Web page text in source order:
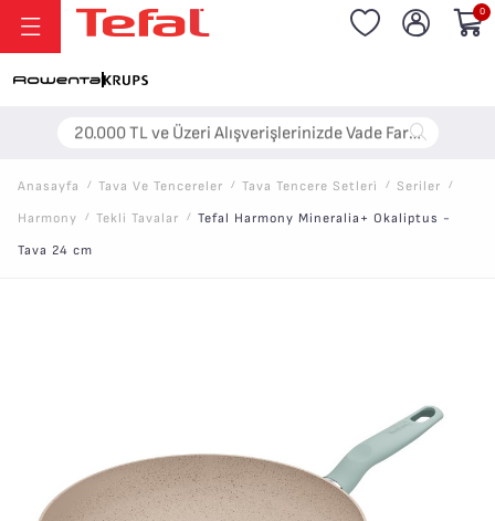
20.000 TL ve Üzeri Alışverişlerinizde Vade Farksız 6 Taksit!
0
Anasayfa / Tava Ve Tencereler / Tava Tencere Setleri̇ / Seriler /
Harmony / Tekli Tavalar / Tefal Harmony Mineralia+ Okaliptus -
Tava 24 cm